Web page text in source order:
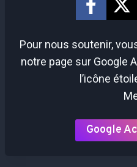
Pour nous soutenir,
notre page sur Google
l’icône
Google